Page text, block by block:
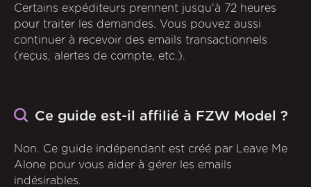
Certains expéditeurs prennent jusqu'à 72 heures
pour traiter les demandes. Vous pouvez aussi
continuer à recevoir des emails transactionnels
(reçus, alertes de compte, etc.).
Ce guide est-il affilié à FZW Model ?
Non. Ce guide indépendant est créé par Leave Me
Alone pour vous aider à gérer les emails
indésirables.